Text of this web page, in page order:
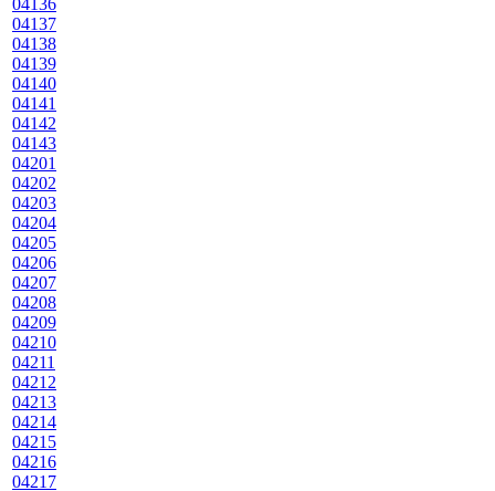
04136
04137
04138
04139
04140
04141
04142
04143
04201
04202
04203
04204
04205
04206
04207
04208
04209
04210
04211
04212
04213
04214
04215
04216
04217